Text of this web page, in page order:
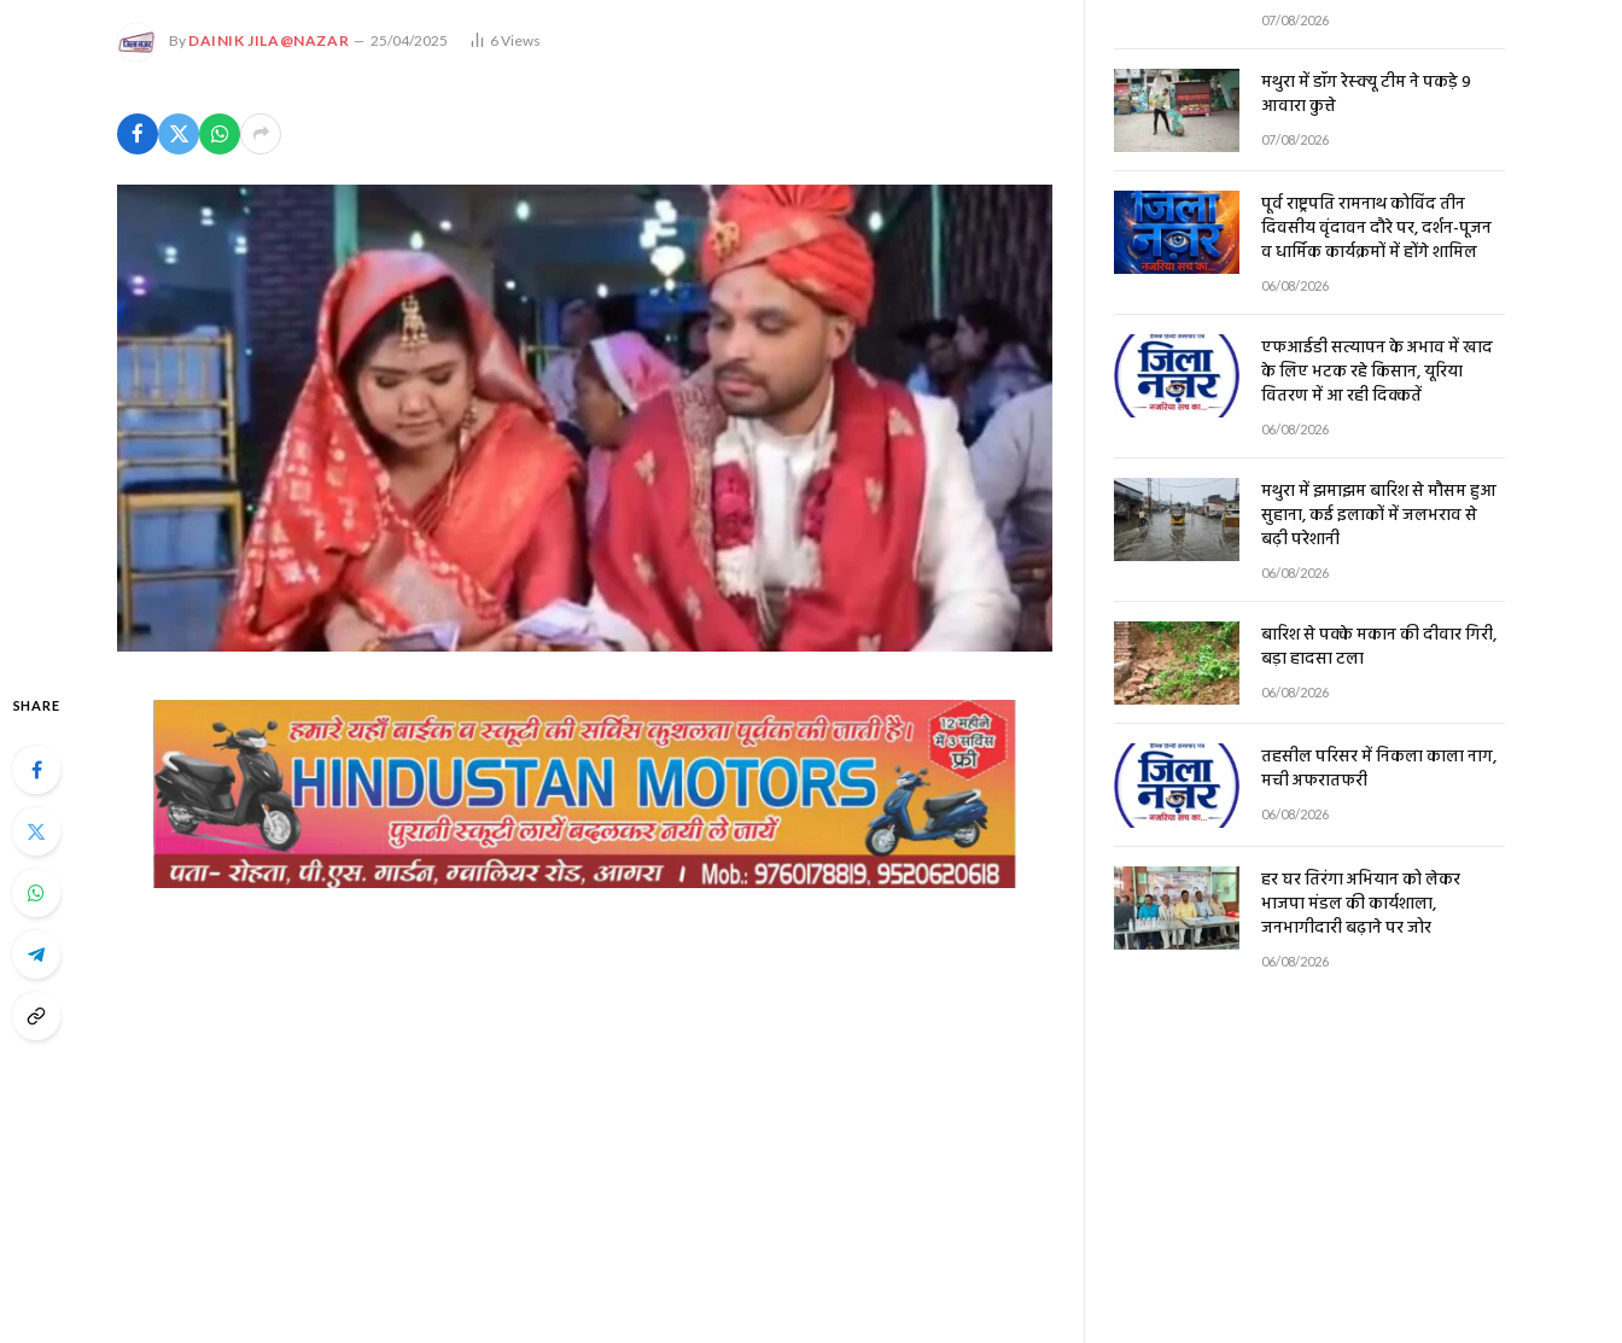
By DAINIK JILA@NAZAR 25/04/2025 6Views
SHARE
07/08/2026
मथुरा में डॉग रेस्क्यू टीम ने पकड़े 9
आवारा कुत्ते
07/08/2026
पूर्व राष्ट्रपति रामनाथ कोविंद तीन
दिवसीय वृंदावन दौरे पर, दर्शन-पूजन
व धार्मिक कार्यक्रमों में होंगे शामिल
06/08/2026
एफआईडी सत्यापन के अभाव में खाद
के लिए भटक रहे किसान, यूरिया
वितरण में आ रही दिक्कतें
06/08/2026
मथुरा में झमाझम बारिश से मौसम हुआ
सुहाना, कई इलाकों में जलभराव से
बढ़ी परेशानी
06/08/2026
बारिश से पक्के मकान की दीवार गिरी,
बड़ा हादसा टला
06/08/2026
तहसील परिसर में निकला काला नाग,
मची अफरातफरी
06/08/2026
हर घर तिरंगा अभियान को लेकर
भाजपा मंडल की कार्यशाला,
जनभागीदारी बढ़ाने पर जोर
06/08/2026